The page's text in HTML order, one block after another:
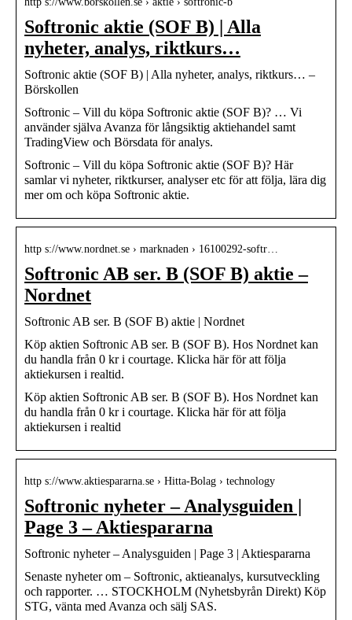
Softronic aktie (SOF B) | Alla
nyheter, analys, riktkurs…
Softronic aktie (SOF B) | Alla nyheter, analys, riktkurs… –
Börskollen
Softronic – Vill du köpa Softronic aktie (SOF B)? … Vi
använder själva Avanza för långsiktig aktiehandel samt
TradingView och Börsdata för analys.
Softronic – Vill du köpa Softronic aktie (SOF B)? Här
samlar vi nyheter, riktkurser, analyser etc för att följa, lära dig
mer om och köpa Softronic aktie.
http s://www.nordnet.se › marknaden › 16100292-softr…
Softronic AB ser. B (SOF B) aktie –
Nordnet
Softronic AB ser. B (SOF B) aktie | Nordnet
Köp aktien Softronic AB ser. B (SOF B). Hos Nordnet kan
du handla från 0 kr i courtage. Klicka här för att följa
aktiekursen i realtid.
Köp aktien Softronic AB ser. B (SOF B). Hos Nordnet kan
du handla från 0 kr i courtage. Klicka här för att följa
aktiekursen i realtid
http s://www.aktiespararna.se › Hitta-Bolag › technology
Softronic nyheter – Analysguiden |
Page 3 – Aktiespararna
Softronic nyheter – Analysguiden | Page 3 | Aktiespararna
Senaste nyheter om – Softronic, aktieanalys, kursutveckling
och rapporter. … STOCKHOLM (Nyhetsbyrån Direkt) Köp
STG, vänta med Avanza och sälj SAS.